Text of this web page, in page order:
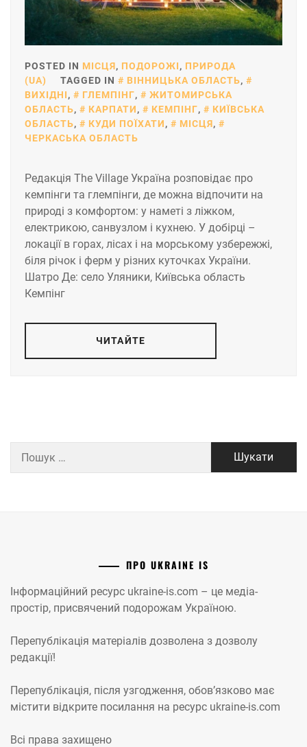
POSTED IN МІСЦЯ, ПОДОРОЖІ, ПРИРОДА
(UA)
TAGGED IN ВІННИЦЬКА ОБЛАСТЬ,
ВИХІДНІ, ГЛЕМПІНГ,
ЖИТОМИРСЬКА
ОБЛАСТЬ, КАРПАТИ, КЕМПІНГ,
КИЇВСЬКА
ОБЛАСТЬ, КУДИ ПОЇХАТИ, МІСЦЯ,
ЧЕРКАСЬКА ОБЛАСТЬ
Редакція The Village Україна розповідає про
кемпінги та глемпінги, де можна відпочити на
природі з комфортом: у наметі з ліжком,
електрикою, санвузлом і кухнею. У добірці –
локації в горах, лісах і на морському узбережжі,
біля річок і ферм у різних куточках України.
Шатро Де: село Уляники, Київська область
Кемпінг
ЧИТАЙТЕ
ПРО UKRAINE IS
Інформаційний ресурс ukraine-is.com – це медіа-
простір, присвячений подорожам Україною.
Перепублікація матеріалів дозволена з дозволу
редакції!
Перепублікація, після узгодження, обов’язково має
містити відкрите посилання на ресурс ukraine-is.com
Всі права захищено